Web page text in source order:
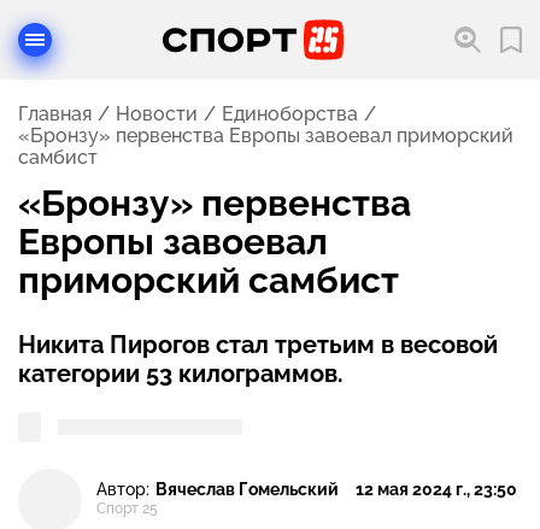
Главная Новости
Единоборства
«Бронзу» первенства Европы завоевал приморский
самбист
«Бронзу» первенства
Европы завоевал
приморский самбист
Никита Пирогов стал третьим в весовой
категории 53 килограммов.
Автор: Вячеслав Гомельский
Спорт 25
12 мая 2024 г., 23:50